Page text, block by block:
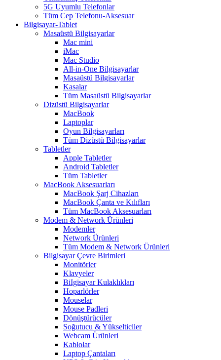
5G Uyumlu Telefonlar
Tüm Cep Telefonu-Aksesuar
Bilgisayar-Tablet
Masaüstü Bilgisayarlar
Mac mini
iMac
Mac Studio
All-in-One Bilgisayarlar
Masaüstü Bilgisayarlar
Kasalar
Tüm Masaüstü Bilgisayarlar
Dizüstü Bilgisayarlar
MacBook
Laptoplar
Oyun Bilgisayarları
Tüm Dizüstü Bilgisayarlar
Tabletler
Apple Tabletler
Android Tabletler
Tüm Tabletler
MacBook Aksesuarları
MacBook Şarj Cihazları
MacBook Çanta ve Kılıfları
Tüm MacBook Aksesuarları
Modem & Network Ürünleri
Modemler
Network Ürünleri
Tüm Modem & Network Ürünleri
Bilgisayar Çevre Birimleri
Monitörler
Klavyeler
BiIgisayar Kulaklıkları
Hoparlörler
Mouselar
Mouse Padleri
Dönüştürücüler
Soğutucu & Yükselticiler
Webcam Ürünleri
Kablolar
Laptop Çantaları